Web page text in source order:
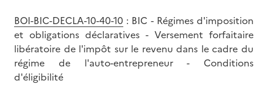
BOI-BIC-DECLA-10-40-10 : BIC - Régimes d'imposition
et obligations déclaratives - Versement forfaitaire
libératoire de l'impôt sur le revenu dans le cadre du
régime de l'auto-entrepreneur - Conditions
d'éligibilité